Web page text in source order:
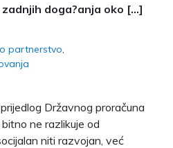
doga?anja oko […]
partnerstvo
Državnog proračuna
ne razlikuje od
niti razvojan, već